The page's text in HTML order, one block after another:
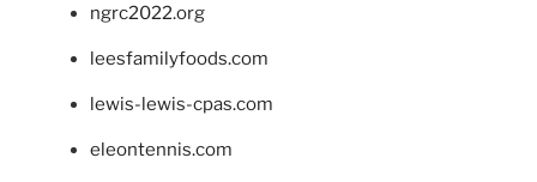
ngrc2022.org
leesfamilyfoods.com
lewis-lewis-cpas.com
eleontennis.com